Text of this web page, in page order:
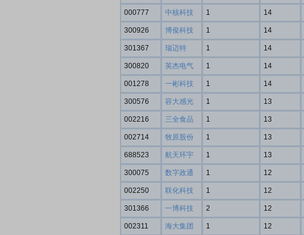
000777 中核科技 1 14
300926 博俊科技 1 14
301367 瑞迈特 1 14
300820 英杰电气 1 14
001278 一彬科技 1 14
300576 容大感光 1 13
002216 三全食品 1 13
002714 牧原股份 1 13
688523 航天环宇 1 13
300075 数字政通 1 12
002250 联化科技 1 12
301366 一博科技 2 12
002311 海大集团 1 12